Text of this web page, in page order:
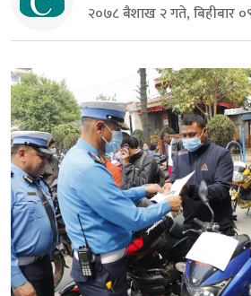
२०७८ बैशाख २ गते, बिहीबार